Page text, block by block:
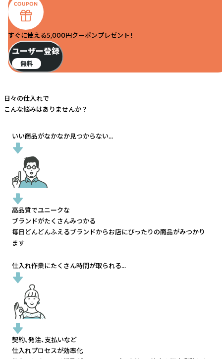
すぐに使える5,000円クーポンプレゼント！
ユーザー登録
無料
日々の仕入れで
こんな悩みはありませんか？
いい商品がなかなか見つからない...
高品質でユニークな
ブランドがたくさんみつかる
毎日どんどんふえるブランドからお店にぴったりの商品がみつかり
ます
仕入れ作業にたくさん時間が取られる...
契約、発注、支払いなど
仕入れプロセスが効率化